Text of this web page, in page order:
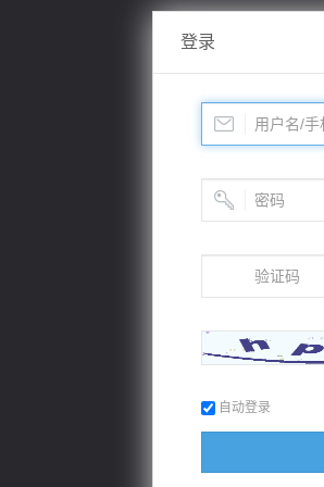
登录
自动登录